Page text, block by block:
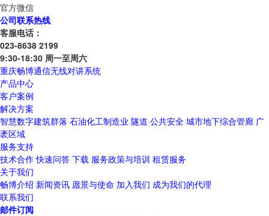
官方微信
公司联系热线
客服电话：
023-8638 2199
9:30-18:30 周一至周六
重庆畅博通信无线对讲系统
产品中心
客户案例
解决方案
智慧数字建筑群落 石油化工制造业 隧道 公共安全 城市地下综合管廊 广
袤区域
服务支持
技术合作 快速问答 下载 服务政策与培训 租赁服务
关于我们
畅博介绍 新闻资讯 愿景与使命 加入我们 成为我们的代理
联系我们
邮件订阅